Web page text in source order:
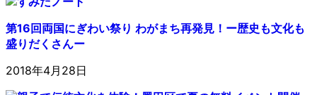
第16回両国にぎわい祭り わがまち再発見！ー歴史も文化も
盛りだくさんー
2018年4月28日